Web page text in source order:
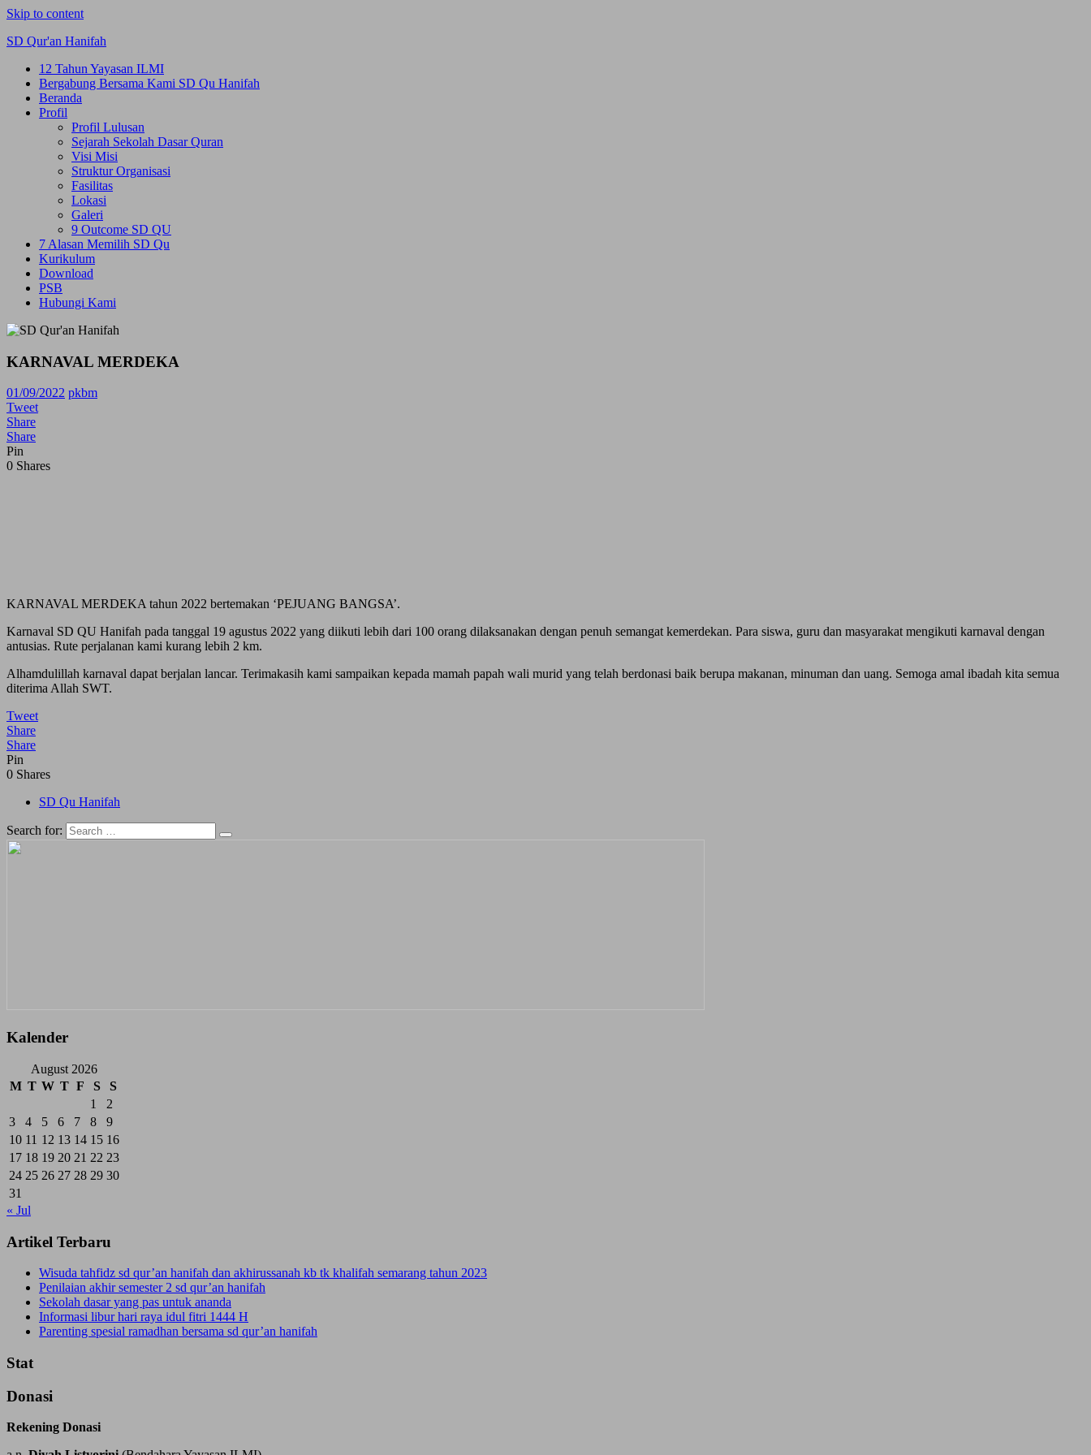
Skip to content
SD Qur'an Hanifah
12 Tahun Yayasan ILMI
Bergabung Bersama Kami SD Qu Hanifah
Beranda
Profil
Profil Lulusan
Sejarah Sekolah Dasar Quran
Visi Misi
Struktur Organisasi
Fasilitas
Lokasi
Galeri
9 Outcome SD QU
7 Alasan Memilih SD Qu
Kurikulum
Download
PSB
Hubungi Kami
KARNAVAL MERDEKA
01/09/2022 pkbm
Tweet
Share
Share
Pin
0 Shares
KARNAVAL MERDEKA tahun 2022 bertemakan ‘PEJUANG BANGSA’.
Karnaval SD QU Hanifah pada tanggal 19 agustus 2022 yang diikuti lebih dari 100 orang dilaksanakan dengan penuh semangat kemerdekan. Para siswa, guru dan masyarakat mengikuti karnaval dengan
antusias. Rute perjalanan kami kurang lebih 2 km.
Alhamdulillah karnaval dapat berjalan lancar. Terimakasih kami sampaikan kepada mamah papah wali murid yang telah berdonasi baik berupa makanan, minuman dan uang. Semoga amal ibadah kita semua
diterima Allah SWT.
Tweet
Share
Share
Pin
0 Shares
SD Qu Hanifah
Search for:
Kalender
August 2026
M T W T F S
S
1
2
3
4 5 6 7 8
9
10 11 12 13 14 15 16
17 18 19 20 21 22 23
24 25 26 27 28 29 30
31
« Jul
Artikel Terbaru
Wisuda tahfidz sd qur’an hanifah dan akhirussanah kb tk khalifah semarang tahun 2023
Penilaian akhir semester 2 sd qur’an hanifah
Sekolah dasar yang pas untuk ananda
Informasi libur hari raya idul fitri 1444 H
Parenting spesial ramadhan bersama sd qur’an hanifah
Stat
Donasi
Rekening Donasi